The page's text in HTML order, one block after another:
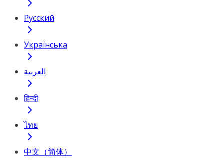
Русский
Українська
العربية
हिन्दी
ไทย
中文（简体）